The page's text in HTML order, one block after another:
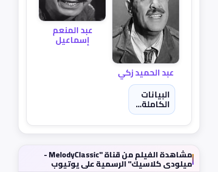
عبد الحميد زكي
عبد المنعم
إسماعيل
البيانات
الكاملة...
مشاهدة الفيلم من قناة "MelodyClassic -
ميلودى كلاسيك" الرسمية على يوتيوب